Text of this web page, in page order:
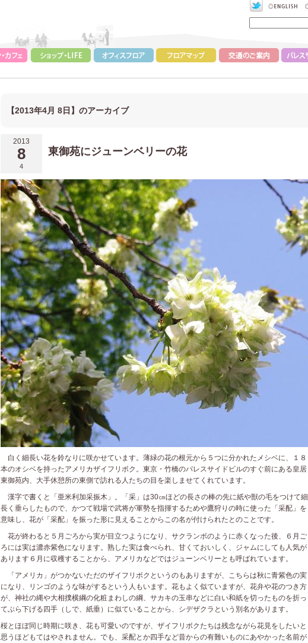
【2013年4月 8日】のアーカイブ
2013
8
4
東御苑にジューンベリーの花
白く細長い花を鈴なりに咲かせています。薄緑の花の根元から５つに分かれたメシベに、１８
本のオシベを持ったアメリカザイフリボク。東京・竹橋のパレスサイドビルのすぐ前にある皇居
東御苑内、大手休憩所の東側で訪れる人たちの目を楽しませてくれています。
漢字で書くと「亜米利加采振木」。「采」は30㎝ほどの長さの棒の先に紙や獣の毛をつけて細
長く垂らしたもので、かつて戦場で武将が軍勢を指揮するためや鷹狩りの時に使った「采配」を
意味し、花が「采配」を振った形に見えることからこの名が付けられたとのことです。
花が終わると５月ごろから実が目立つようになり、サクランボのように赤くなった後、６月ご
ろには実は濃赤紫色になります。熟した実は食べられ、甘くておいしく、ジャムにしても人気が
あります６月に収穫することから、アメリカなどではジューンベリーとも呼ばれています。
「アメリカ」がつかないただのザイフリボクというのもありますが、こちらは秋に青紫色の実
になり、リンゴのような味がするという人もいます。花もよく似ていますが、花弁や花のつき方
が、神社の縄や大相撲横綱の化粧まわしの綱、サカキの玉串などに白い和紙を切ったものを折っ
てぶら下げる四手（しで、紙垂）に似ていることから、シデザクラという別名があります。
桜とほぼ同じ時期に咲き、花も可愛いのですが、ザイフリボクたちは残念ながら花見をしたいと
思うほどもてはやされません。でも、采配とか四手など昔からの有難いものにあやかった名前が